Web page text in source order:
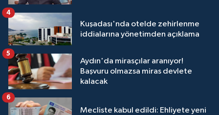
Kuşadası'nda otelde zehirlenme
iddialarına yönetimden açıklama
4
Aydın'da mirasçılar aranıyor!
Başvuru olmazsa miras devlete
kalacak
5
Mecliste kabul edildi: Ehliyete yeni
6